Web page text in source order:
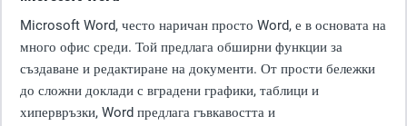
Microsoft Word, често наричан просто Word, е в основата на
много офис среди. Той предлага обширни функции за
създаване и редактиране на документи. От прости бележки
до сложни доклади с вградени графики, таблици и
хипервръзки, Word предлага гъвкавостта и